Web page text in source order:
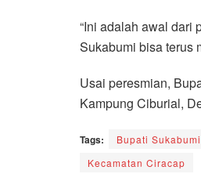
“Ini adalah awal dari
Sukabumi bisa terus
Usai peresmian,
Kampung Ciburial,
Tags: Bupati Sukabumi
Kecamatan Ciracap